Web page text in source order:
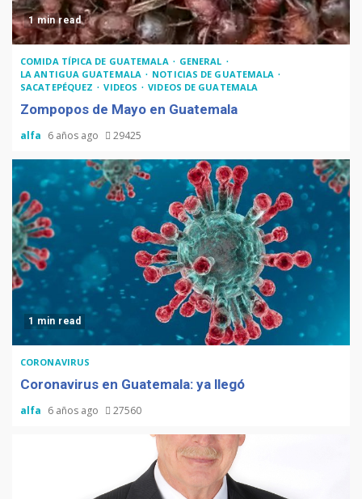
1 min read
COMIDA TÍPICA DE GUATEMALA
GENERAL
LA ANTIGUA GUATEMALA
NOTICIAS DE GUATEMALA
SACATEPÉQUEZ
VIDEOS VIDEOS DE GUATEMALA
Zompopos de Mayo en Guatemala
alfa 6 años ago 29425
1 min read
CORONAVIRUS
Coronavirus en Guatemala: ya llegó
alfa 6 años ago 27560